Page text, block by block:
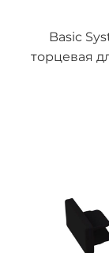
Basic
торцевая